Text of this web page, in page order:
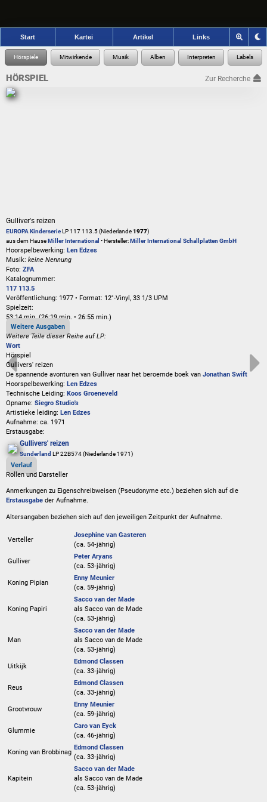
Start Kartei Artikel Links
HÖRSPIEL Zur Recherche
Gulliver's reizen
EUROPA KinderserieLP 117 113.5 (Niederlande1977)
aus dem HauseMiller International • Hersteller:Miller International Schallplatten GmbH
Hoorspelbewerking: Len Edzes
Musik: keine Nennung
Foto: ZFA
Katalognummer:
117 113.5
Veröffentlichung: 1977 • Format: 12"-Vinyl, 33 1/3 UPM
Spielzeit:
53:14 min. (26:19 min. • 26:55 min.)
Weitere Ausgaben
Weitere Teile dieser Reihe auf LP:
Wort
Hörspiel
Gullivers' reizen
De spannende avonturen van Gulliver naar het beroemde boek van Jonathan Swift
Hoorspelbewerking: Len Edzes
Technische Leiding: Koos Groeneveld
Opname: Siegro Studio's
Artistieke leiding: Len Edzes
Aufnahme: ca. 1971
Erstausgabe:
Gullivers' reizen
Sunderland LP 22B574 (Niederlande 1971)
Verlauf
Rollen und Darsteller
Anmerkungen zu Eigenschreibweisen (Pseudonyme etc.) beziehen sich auf die
Erstausgabe der Aufnahme.
Altersangaben beziehen sich auf den jeweiligen Zeitpunkt der Aufnahme.
Verteller
Josephine van Gasteren
(ca. 54‑jährig)
Gulliver
Peter Aryans
(ca. 53‑jährig)
Koning Pipian
Enny Meunier
(ca. 59‑jährig)
Koning Papiri
Sacco van der Made
als Sacco van de Made
(ca. 53‑jährig)
Man
Sacco van der Made
als Sacco van de Made
(ca. 53‑jährig)
Uitkijk
Edmond Classen
(ca. 33‑jährig)
Reus
Edmond Classen
(ca. 33‑jährig)
Grootvrouw
Enny Meunier
(ca. 59‑jährig)
Glummie
Caro van Eyck
(ca. 46‑jährig)
Koning van Brobbinag
Edmond Classen
(ca. 33‑jährig)
Kapitein
Sacco van der Made
als Sacco van de Made
(ca. 53‑jährig)